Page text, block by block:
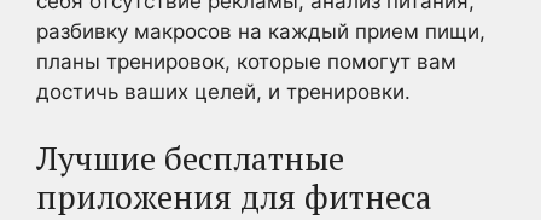
разбивку макросов на каждый прием пищи,
планы тренировок, которые помогут вам
достичь ваших целей, и тренировки.
Лучшие бесплатные
приложения для фитнеса